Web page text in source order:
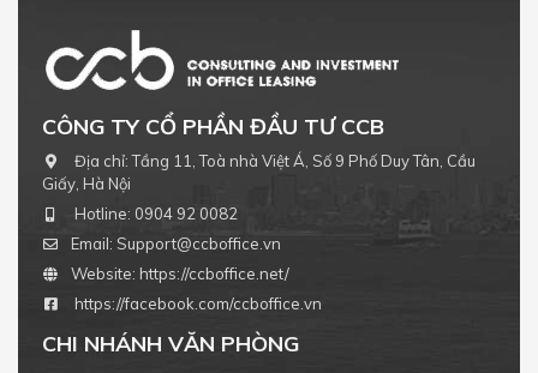
CÔNG TY CỔ PHẦN ĐẦU TƯ CCB
Địa chỉ:Tầng 11, Toà nhà Việt Á, Số 9 Phố Duy Tân, Cầu
Giấy, Hà Nội
Hotline: 0904 92 0082
Email: Support@ccboffice.vn
Website: https://ccboffice.net/
https://facebook.com/ccboffice.vn
CHI NHÁNH VĂN PHÒNG